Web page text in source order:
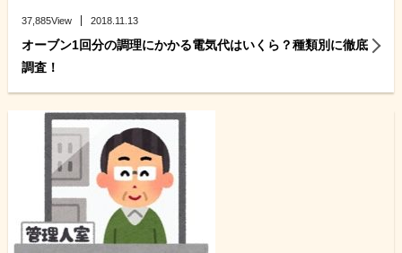
37,885View 2018.11.13
オーブン1回分の調理にかかる電気代はいくら？種類別に徹底
調査！